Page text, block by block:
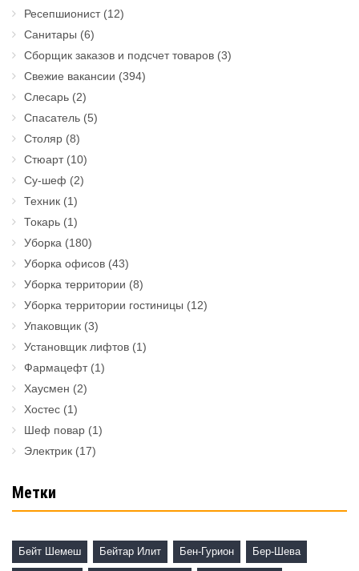
Ресепшионист(12)
Санитары (6)
Сборщик заказов и подсчет товаров (3)
Свежие вакансии (394)
Слесарь (2)
Спасатель (5)
Столяр (8)
Стюарт(10)
Су-шеф (2)
Техник (1)
Токарь (1)
Уборка (180)
Уборка офисов (43)
Уборка территории (8)
Уборка территории гостиницы (12)
Упаковщик (3)
Установщик лифтов (1)
Фармацефт(1)
Хаусмен (2)
Хостес (1)
Шеф повар (1)
Электрик (17)
Метки
Бейт Шемеш Бейтар Илит Бен-Гурион Бер-Шева